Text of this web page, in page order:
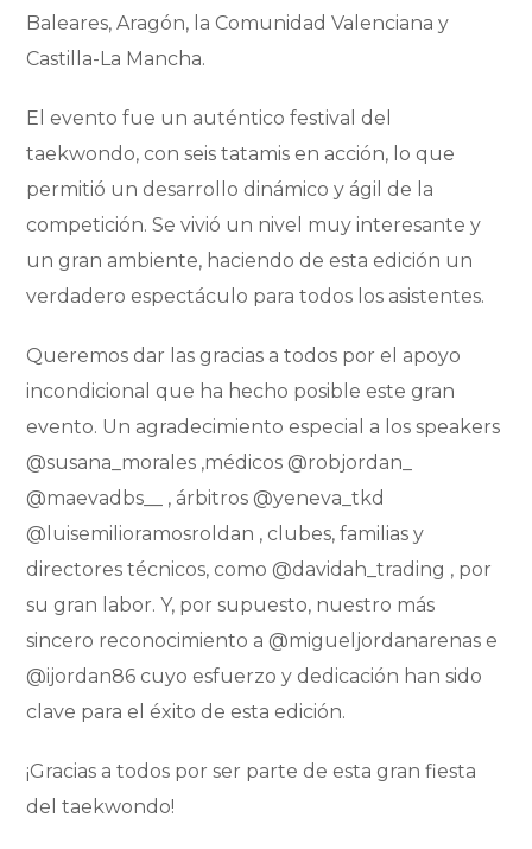
Baleares, Aragón, la Comunidad Valenciana y
Castilla-La Mancha.
El evento fue un auténtico festival del
taekwondo, con seis tatamis en acción, lo que
permitió un desarrollo dinámico y ágil de la
competición. Se vivió un nivel muy interesante y
un gran ambiente, haciendo de esta edición un
verdadero espectáculo para todos los asistentes.
Queremos dar las gracias a todos por el apoyo
incondicional que ha hecho posible este gran
evento. Un agradecimiento especial a los speakers
@susana_morales ,médicos @robjordan_
@maevadbs__ , árbitros @yeneva_tkd
@luisemilioramosroldan , clubes, familias y
directores técnicos, como @davidah_trading , por
su gran labor. Y, por supuesto, nuestro más
sincero reconocimiento a @migueljordanarenas e
@ijordan86 cuyo esfuerzo y dedicación han sido
clave para el éxito de esta edición.
¡Gracias a todos por ser parte de esta gran fiesta
del taekwondo!